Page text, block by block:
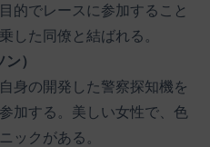
的でレースに参加すること
した同僚と結ばれる。
）
身の開発した警察探知機を
加する。美しい女性で、色
ックがある。